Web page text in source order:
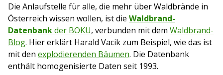
Die Anlaufstelle für alle, die mehr über Waldbrände in
Österreich wissen wollen, ist die Waldbrand-
Datenbankder BOKU, verbunden mit dem Waldbrand-
Blog. Hier erklärt Harald Vacik zum Beispiel, wie das ist
mit den explodierenden Bäumen. Die Datenbank
enthält homogenisierte Daten seit 1993.